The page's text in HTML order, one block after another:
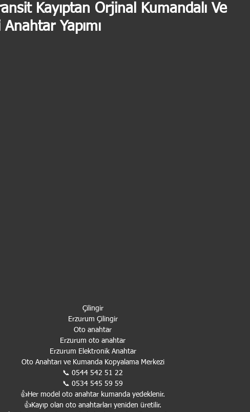
Kayıptan Orjinal Kumandalı Ve
Yapımı
Çilingir
Erzurum Çilingir
Oto anahtar
Erzurum oto anahtar
Erzurum Elektronik Anahtar
Oto Anahtarı ve Kumanda Kopyalama Merkezi
📞 0544 542 51 22
📞 0534 545 59 59
👍Her model oto anahtar kumanda yedeklenir.
👍Kayıp olan oto anahtarları yeniden üretilir.